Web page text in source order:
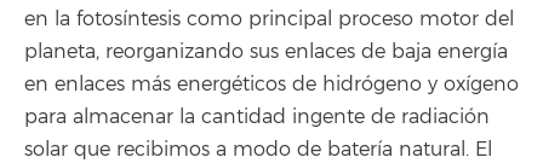
en la fotosíntesis como principal proceso motor del
planeta, reorganizando sus enlaces de baja energía
en enlaces más energéticos de hidrógeno y oxígeno
para almacenar la cantidad ingente de radiación
solar que recibimos a modo de batería natural. El